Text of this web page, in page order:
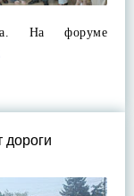
На форуме
дороги